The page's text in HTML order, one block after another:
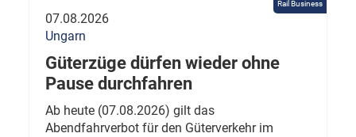
Rail Business
07.08.2026
Ungarn
Güterzüge dürfen wieder ohne
Pause durchfahren
Ab heute (07.08.2026) gilt das
Abendfahrverbot für den Güterverkehr im